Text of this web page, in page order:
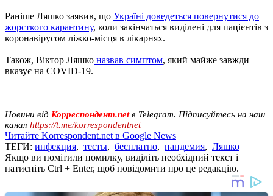
Раніше Ляшко заявив, що Україні доведеться повернутися до
жорсткого карантину, коли закінчаться виділені для пацієнтів з
коронавірусом ліжко-місця в лікарнях.
Також, Віктор Ляшко назвав симптом, який майже завжди
вказує на COVID-19.
Новини від Корреспондент.netв Telegram. Підписуйтесь на наш
канал https://t.me/korrespondentnet
Читайте Korrespondent.net в Google News
ТЕГИ: инфекция, тесты, бесплатно, пандемия, Ляшко
Якщо ви помітили помилку, виділіть необхідний текст і
натисніть Ctrl + Enter, щоб повідомити про це редакцію.